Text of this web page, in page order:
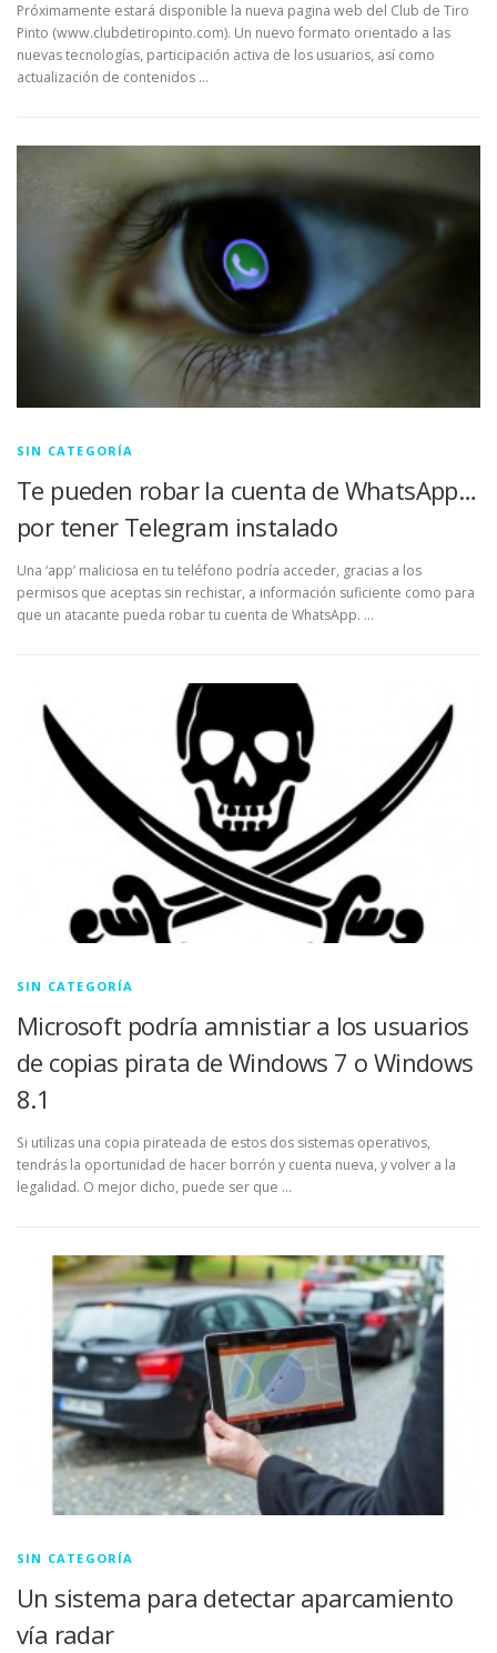
Próximamente estará disponible la nueva pagina web del Club de Tiro
Pinto (www.clubdetiropinto.com). Un nuevo formato orientado a las
nuevas tecnologías, participación activa de los usuarios, así como
actualización de contenidos …
SIN CATEGORÍA
Te pueden robar la cuenta de WhatsApp…
por tener Telegram instalado
Una ‘app’ maliciosa en tu teléfono podría acceder, gracias a los
permisos que aceptas sin rechistar, a información suficiente como para
que un atacante pueda robar tu cuenta de WhatsApp. …
SIN CATEGORÍA
Microsoft podría amnistiar a los usuarios
de copias pirata de Windows 7 o Windows
8.1
Si utilizas una copia pirateada de estos dos sistemas operativos,
tendrás la oportunidad de hacer borrón y cuenta nueva, y volver a la
legalidad. O mejor dicho, puede ser que …
SIN CATEGORÍA
Un sistema para detectar aparcamiento
vía radar